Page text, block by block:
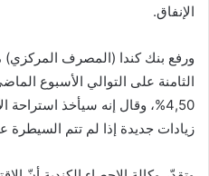
الإنفاق.
ورفع بنك كندا (المصرف المركزي)
الثامنة على التوالي الأسبوع
4,50%، وقال إنه سيأخذ
زيادات جديدة إذا لم تتم السيطرة